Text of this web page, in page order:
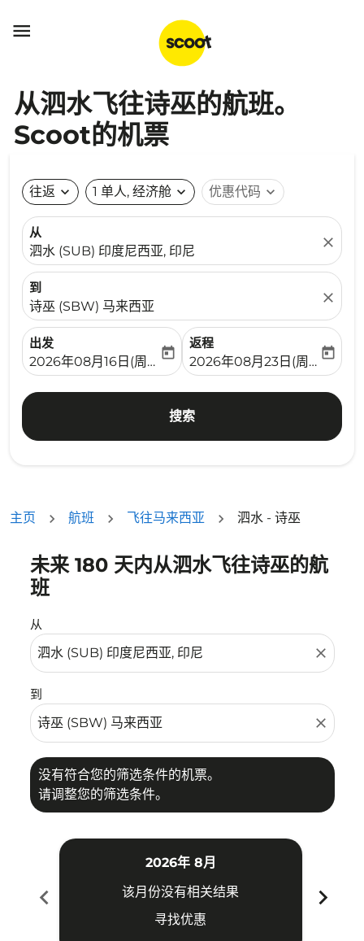

从泗水飞往诗巫的航班。
Scoot的机票
往返 expand_more 1 单人, 经济舱 expand_more 优惠代码 expand_more
从
泗水 (SUB) 印度尼西亚, 印尼
close
到
诗巫 (SBW) 马来西亚
close
出发
fc-booking-departure-date-aria-label
2026年08月16日(周日)
today
返程
fc-booking-return-date-
2026年08月23日(周日)
today
搜索
主页 航班 飞往马来西亚 泗水 - 诗巫
未来 180 天内从泗水飞往诗巫的航
班
从
close
到
close
没有符合您的筛选条件的机票。
请调整您的筛选条件。
没有符合您的筛选条件的机票。请调整您的筛选条件。
chevron_left
2026年 8月
该月份没有相关结果
寻找优惠
chevron_right